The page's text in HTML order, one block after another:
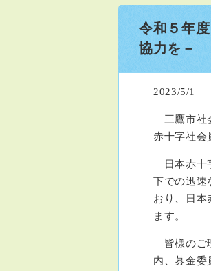
令和５年
協力を－
2023/5/1
三鷹市社
赤十字社会
日本赤十
下での迅速
おり、日本
ます。
皆様のご
内、募金委